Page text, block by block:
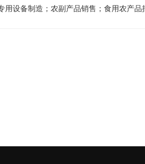
设备制造；农副产品销售；食用农产